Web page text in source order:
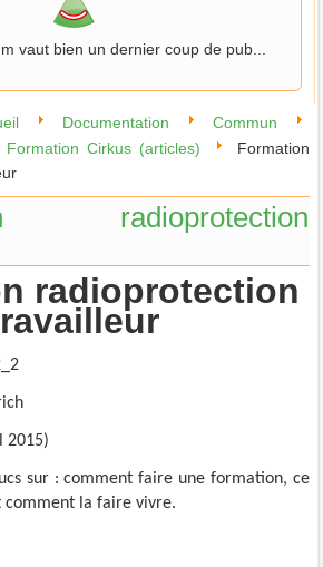
vaut bien un dernier coup de pub...
Documentation
Commun
Formation Cirkus (articles)
Formation
radioprotection
radioprotection
2015)
sur : comment faire une formation, ce
comment la faire vivre.